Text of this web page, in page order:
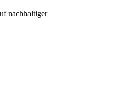
nachhaltiger